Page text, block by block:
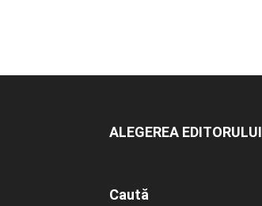
ALEGEREA EDITORULUI
Caută